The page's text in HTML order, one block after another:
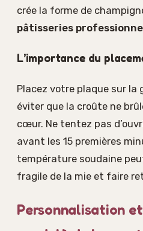
crée la forme de
pâtisseries
L’importance du
Placez votre plaque sur la
éviter que la croûte ne
cœur. Ne tentez pas
avant les 15 premières
température soudaine
fragile de la mie et faire
Personnalisation